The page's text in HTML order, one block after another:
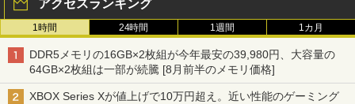
アクセスランキング
1時間 24時間 1週間 1カ月
DDR5メモリの16GB×2枚組が今年最安の39,980円、大容量の
64GB×2枚組は一部が続騰 [8月前半のメモリ価格]
XBOX Series Xが値上げで10万円超え。近い性能のゲーミング